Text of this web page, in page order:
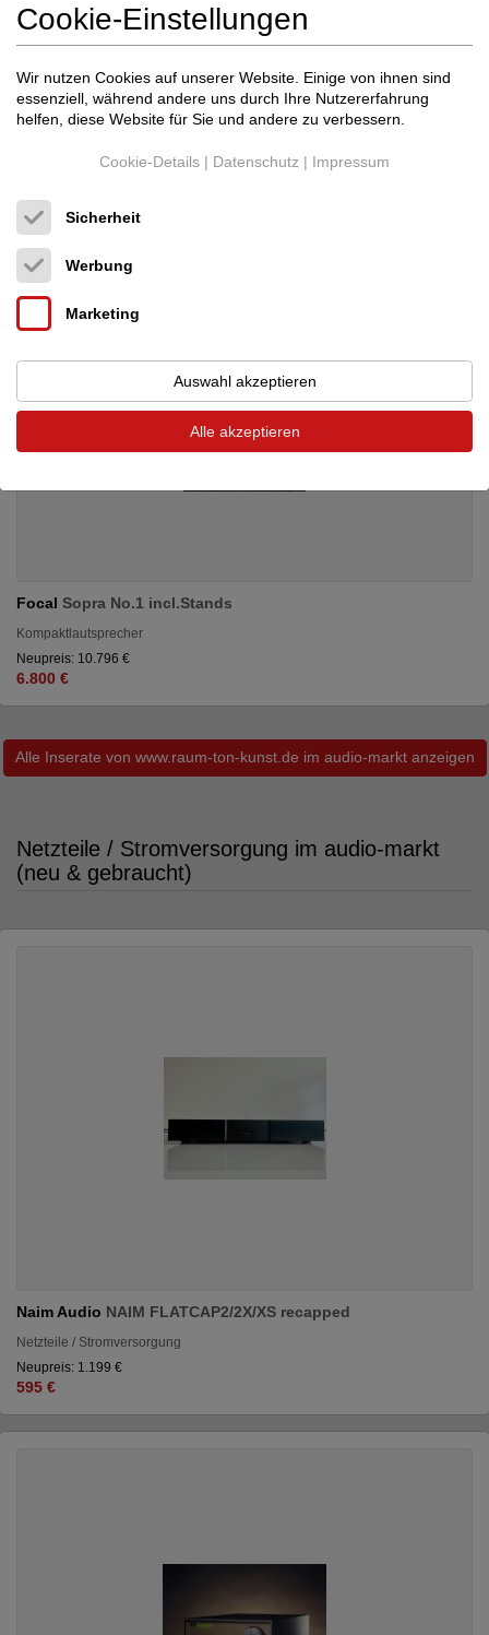
Audio PhysicAvantera V Holz
Standlautsprecher
Neupreis: 29.288 €
Focal Sopra No.1 incl.Stands
Kompaktlautsprecher
Neupreis: 10.796 €
6.800 €
Alle Inserate von www.raum-ton-kunst.de im audio-markt anzeigen
Netzteile / Stromversorgung im audio-markt
(neu & gebraucht)
Naim Audio NAIM FLATCAP2/2X/XS recapped
Netzteile / Stromversorgung
Neupreis: 1.199 €
595 €
Cookie-Einstellungen
Wir nutzen Cookies auf unserer Website. Einige von ihnen sind
essenziell, während andere uns durch Ihre Nutzererfahrung
helfen, diese Website für Sie und andere zu verbessern.
Cookie-Details | Datenschutz | Impressum
Sicherheit
Werbung
Marketing
Auswahl akzeptieren
Alle akzeptieren